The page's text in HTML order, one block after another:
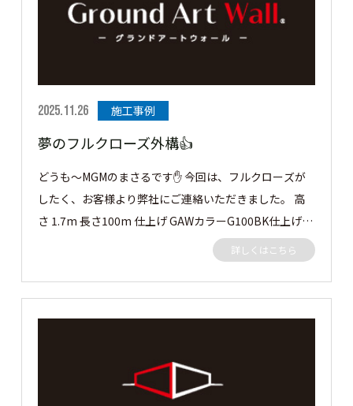
クローズ、門構えに潜門とシャッターゲートを施工させ
ていただきました。 この度はご依頼ありがとうござい
た。
2025.11.26 施工事例
夢のフルクローズ外構👍
どうも～MGMのまさるです✋ 今回は、フルクローズが
したく、お客様より弊社にご連絡いただきました。 高
さ 1.7m 長さ100m 仕上げ GAWカラーG100BK仕上げの
グランドアートウォール。 御前様シャッター 間口6.3m
高さ2.3m 仕上げ GAWカラーG100BKのシャッターゲー
トになります。 早速見ていきましょう✨✨ この度はご
詳しくはこちら